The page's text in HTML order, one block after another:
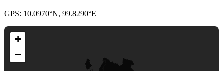
GPS: 10.0970°N, 99.8290°E
+
−